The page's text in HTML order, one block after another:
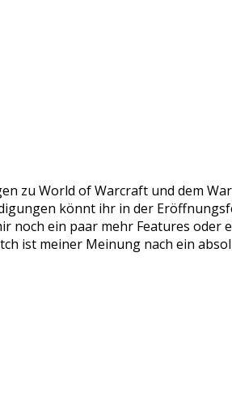
zu World of Warcraft und dem
könnt ihr in der
noch ein paar mehr Features
ist meiner Meinung nach ein